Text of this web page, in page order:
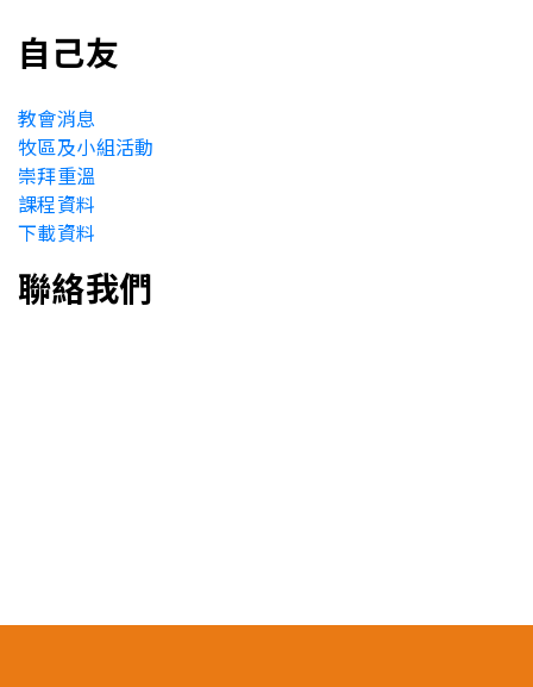
自己友
教會消息
牧區及小組活動
崇拜重溫
課程資料
下載資料
聯絡我們